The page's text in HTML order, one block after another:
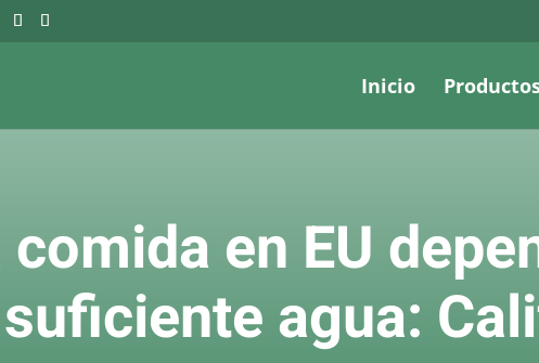
Inicio
en EU
agua: